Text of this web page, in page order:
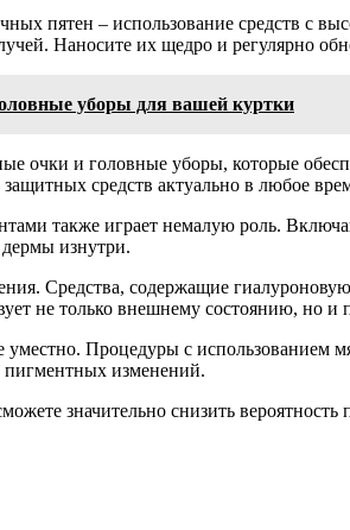
пятен – использование средств с
Наносите их щедро и регулярно
уборы для вашей куртки
очки и головные уборы, которые
средств актуально в любое
также играет немалую роль.
изнутри.
Средства, содержащие
не только внешнему состоянию, но
Процедуры с использованием
пигментных изменений.
значительно снизить